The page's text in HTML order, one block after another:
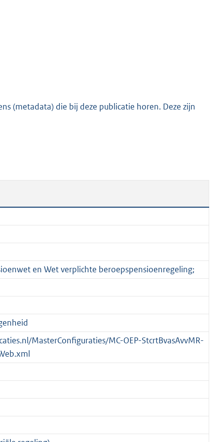
K
(metadata) die bij deze publicatie horen. Deze zijn
en Wet verplichte beroepspensioenregeling;
MasterConfiguraties/MC-OEP-StcrtBvasAvvMR-